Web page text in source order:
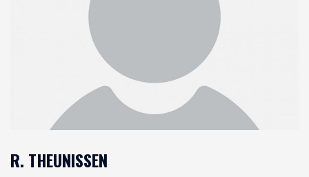
R. THEUNISSEN